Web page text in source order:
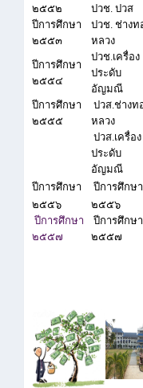
๒๕๕๒
ปวช. ปวส
ปีการศึกษา
๒๕๕๓
ปวช. ช่างท
หลวง
ปีการศึกษา
๒๕๕๔
ปวช.เครื่อง
ประดับ
อัญมณี
ปีการศึกษา
๒๕๕๕
ปวส.ช่างท
หลวง
ปวส.เครื่อง
ประดับ
อัญมณี
ปีการศึกษา
๒๕๕๖
ปีการศึกษา
๒๕๕๖
ปีการศึกษา
๒๕๕๗
ปีการศึกษา
๒๕๕๗